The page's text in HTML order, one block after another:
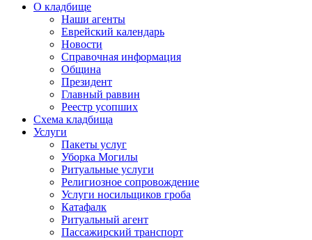
О кладбище
Наши агенты
Еврейский календарь
Новости
Справочная информация
Община
Президент
Главный раввин
Реестр усопших
Схема кладбища
Услуги
Пакеты услуг
Уборка Могилы
Ритуальные услуги
Религиозное сопровождение
Услуги носильщиков гроба
Катафалк
Ритуальный агент
Пассажирский транспорт